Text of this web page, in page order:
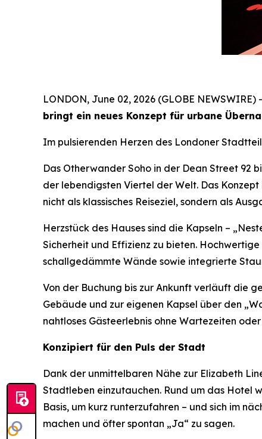
LONDON, June 02, 2026 (GLOBE NEWSWIRE)
bringt ein neues Konzept für urbane
Im pulsierenden Herzen des Londoner
Das Otherwander Soho in der Dean Street 92
der lebendigsten Viertel der Welt. Das
nicht als klassisches Reiseziel, sondern als
Herzstück des Hauses sind die Kapseln –
Sicherheit und Effizienz zu bieten.
schallgedämmte Wände sowie integrierte
Von der Buchung bis zur Ankunft verläuft die
Gebäude und zur eigenen Kapsel über den
nahtloses Gästeerlebnis ohne Wartezeiten
Konzipiert für den Puls der Stadt
Dank der unmittelbaren Nähe zur Elizabeth
Stadtleben einzutauchen. Rund um das Hotel
Basis, um kurz runterzufahren – und sich im
machen und öfter spontan „Ja“ zu sagen.